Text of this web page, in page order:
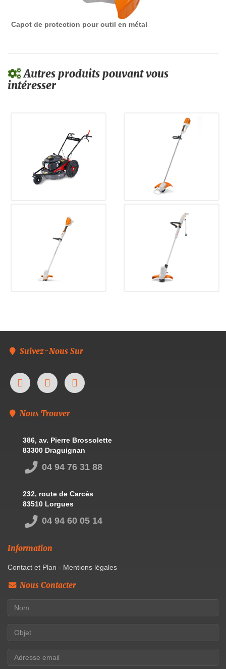
Capot de protection pour outil en métal
Autres produits pouvant vous
intéresser
Suivez-Nous Sur
Nous Trouver
386, av. Pierre Brossolette
83300 Draguignan
04 94 76 31 88
232, route de Carcès
83510 Lorgues
04 94 60 05 14
Information
Contact et Plan - Mentions légales
Nous Contacter